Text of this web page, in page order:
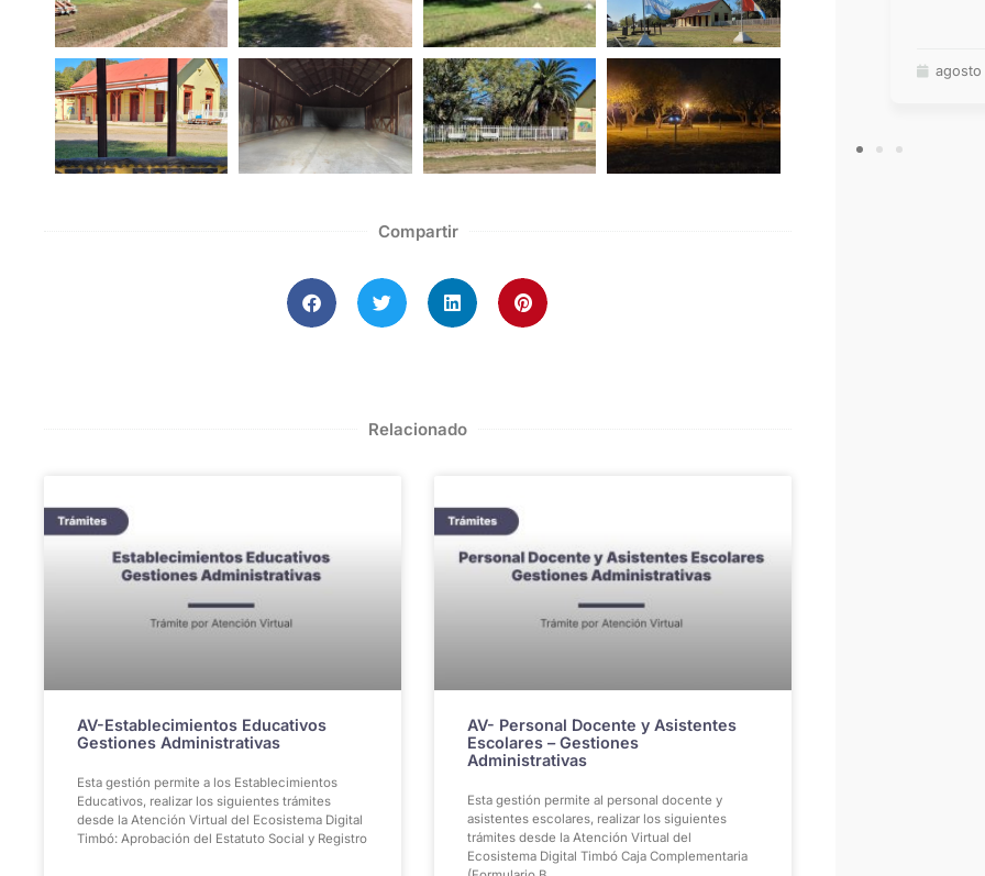
Compartir
Relacionado
AV-Establecimientos Educativos
Gestiones Administrativas
Esta gestión permite a los Establecimientos
Educativos, realizar los siguientes trámites
desde la Atención Virtual del Ecosistema Digital
Timbó: Aprobación del Estatuto Social y Registro
AV- Personal Docente y Asistentes
Escolares – Gestiones
Administrativas
Esta gestión permite al personal docente y
asistentes escolares, realizar los siguientes
trámites desde la Atención Virtual del
Ecosistema Digital Timbó Caja Complementaria
del programa Mil Aulas
julio 24, 2026